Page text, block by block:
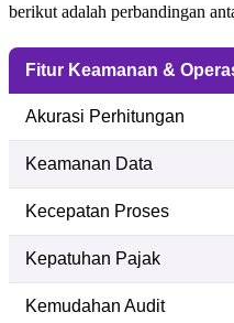
berikut adalah perbandingan
Fitur Keamanan &
Akurasi Perhitungan
Keamanan Data
Kecepatan Proses
Kepatuhan Pajak
Kemudahan Audit